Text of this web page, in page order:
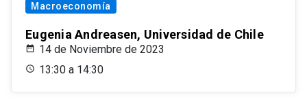
Macroeconomía
Eugenia Andreasen, Universidad de Chile
14 de Noviembre de 2023
13:30 a 14:30